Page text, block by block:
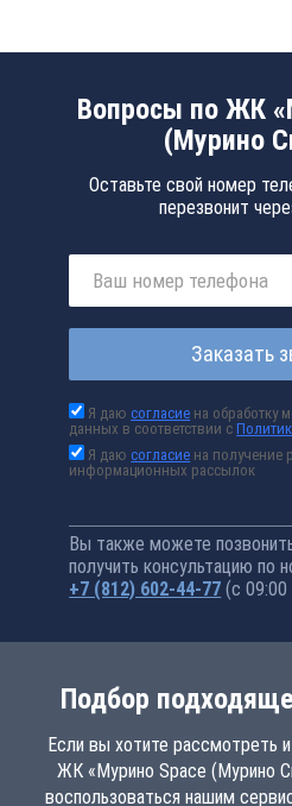
Вопросы по ЖК
(Мурино
Оставьте свой номер
перезвонит
Заказать
Я даюсогласие на обработку
данных в соответствии с
Я даюсогласие на получение
информационных рассылок
Вы также можете
получить консультацию по
+7 (812) 602-44-77 (с
Подбор
Если вы хотите рассмотреть
ЖК «Мурино Space (Мурино
воспользоваться нашим